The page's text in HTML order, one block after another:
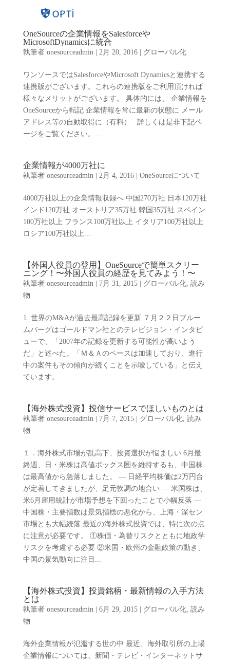
OneSourceの企業情報をSalesforceや
MicrosoftDynamicsに統合
執筆者 onesourceadmin| 2月 20, 2016| グローバル化
ワンソースではSalesforceやMicrosoft Dynamicsと連携する
連携版がございます。これらの連携版をご利用頂ければ
様々なメリットがございます。 具体的には、 企業情報を
OneSourceから転記 企業情報を常に最新の状態に メール
アドレス等の自動取得に（有料） 詳しくは是非下記ペ
ージをご覧ください。...
企業情報が4000万社に
執筆者 onesourceadmin| 2月 4, 2016| OneSourceについて
4000万社以上の企業情報収録へ 中国270万社 日本120万社
インド120万社 オーストリア35万社 韓国35万社 スペイン
100万社以上 フランス100万社以上 イタリア100万社以上
ロシア100万社以上...
【外国人役員の登用】OneSourceで簡単スクリー
ニング！〜外国人役員の経歴を見てみよう！〜
執筆者 onesourceadmin| 7月 31, 2015| グローバル化, 読み
物
1. 世界のM&Aが過去最高記録を更新 ７月２２日ブルー
ムバーグはゴールドマン社とのテレビジョン・インタビ
ューで、「2007年の記録を更新する可能性が高いよう
だ」と述べた。「Ｍ＆Ａのペースは加速しており、進行
中の案件もその傾向が続くことを示唆している」と伝え
ています。...
【海外株式投資】投信サービスでほしいものとは
執筆者 onesourceadmin| 7月 7, 2015| グローバル化, 読み
物
１．海外株式市場が乱高下、投資選択が悩ましい 6月最
終週、日・米株は高値ボックス圏を維持するも、中国株
は最高値から急落しました。 ― 日経平均株価は2万円台
が定着してきましたが、足元軟調の地合い ― 米国株は、
米6月雇用統計が市場予想を下回ったことで小幅反落 ―
中国株・主要指数は景気指標の悪化から、上海・深セン
市場とも大幅続落 最近の海外株式投資では、特に次の点
に注意が必要です。 ①株価・為替リスクとともに地政学
リスクを考慮する必要 ②米国・欧州の金融政策の動き、
中国の景気動向に注目...
【海外株式投資】投資銘柄・最新情報の入手方法
とは
執筆者 onesourceadmin| 6月 29, 2015| グローバル化, 読み
物
海外企業情報が氾濫する世の中 最近、海外取引所の上場
企業情報については、新聞・テレビ・インターネットサ